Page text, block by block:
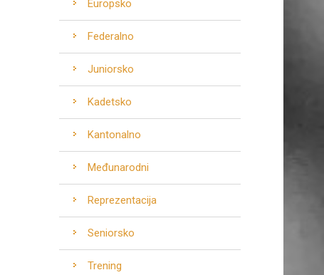
Europsko
Federalno
Juniorsko
Kadetsko
Kantonalno
Međunarodni
Reprezentacija
Seniorsko
Trening